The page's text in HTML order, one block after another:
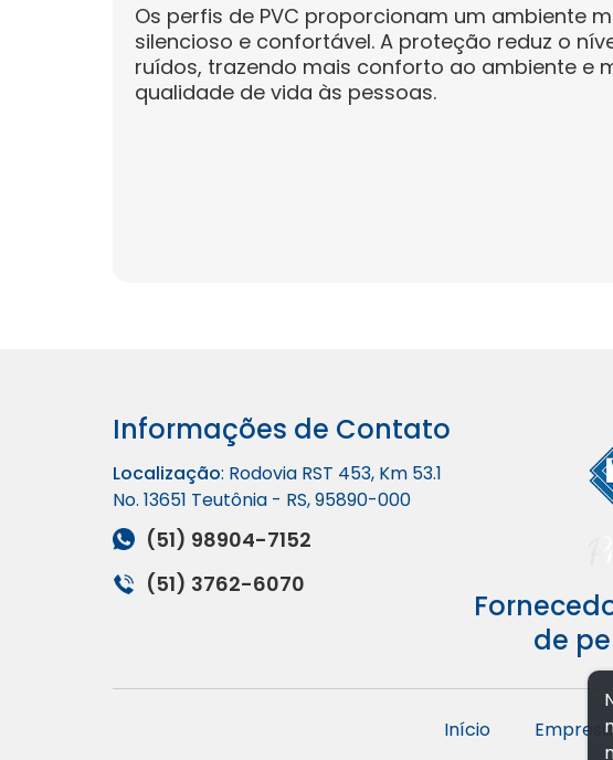
Os perfis de PVC proporcionam um ambiente
silencioso e confortável. A proteção reduz o
ruídos, trazendo mais conforto ao ambiente e
qualidade de vida às pessoas.
Informações de Contato
Localização: Rodovia RST 453, Km 53.1
No. 13651 Teutônia - RS, 95890-000
(51) 98904-7152
(51) 3762-6070
de
Início Empresa